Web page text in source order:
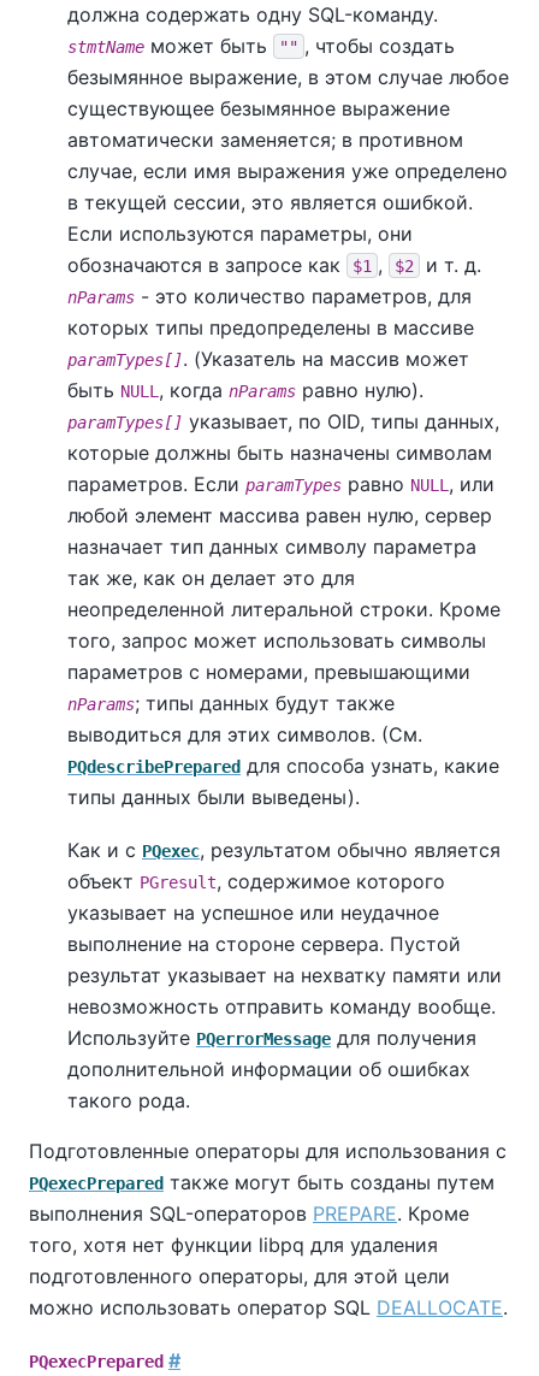
должна содержать одну SQL-команду.
stmtName может быть "" , чтобы создать
безымянное выражение, в этом случае любое
существующее безымянное выражение
автоматически заменяется; в противном
случае, если имя выражения уже определено
в текущей сессии, это является ошибкой.
Если используются параметры, они
обозначаются в запросе как
$1 , $2 и т. д.
nParams - это количество параметров, для
которых типы предопределены в массиве
paramTypes[]. (Указатель на массив может
быть NULL , когда nParams равно нулю).
paramTypes[] указывает, по OID, типы данных,
которые должны быть назначены символам
параметров. Если paramTypes равно NULL , или
любой элемент массива равен нулю, сервер
назначает тип данных символу параметра
так же, как он делает это для
неопределенной литеральной строки. Кроме
того, запрос может использовать символы
параметров с номерами, превышающими
nParams; типы данных будут также
выводиться для этих символов. (См.
PQdescribePrepared для способа узнать, какие
типы данных были выведены).
Как и с PQexec, результатом обычно является
объект PGresult, содержимое которого
указывает на успешное или неудачное
выполнение на стороне сервера. Пустой
результат указывает на нехватку памяти или
невозможность отправить команду вообще.
Используйте PQerrorMessage для получения
дополнительной информации об ошибках
такого рода.
Подготовленные операторы для использования с
PQexecPrepared также могут быть созданы путем
выполнения SQL-операторов PREPARE. Кроме
того, хотя нет функции libpq для удаления
подготовленного операторы, для этой цели
можно использовать оператор SQL DEALLOCATE.
PQexecPrepared #